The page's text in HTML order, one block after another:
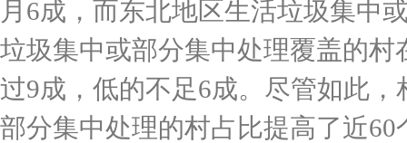
月6成，而东北地区生活垃圾集中
垃圾集中或部分集中处理覆盖的
过9成，低的不足6成。尽管如此
部分集中处理的村占比提高了近